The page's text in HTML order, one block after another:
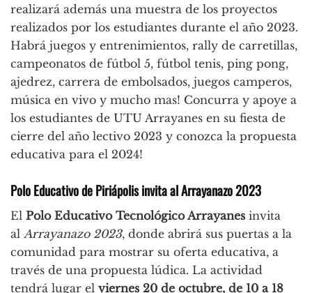
realizará además una muestra de los proyectos
realizados por los estudiantes durante el año 2023.
Habrá juegos y entrenimientos, rally de carretillas,
campeonatos de fútbol 5, fútbol tenis, ping pong,
ajedrez, carrera de embolsados, juegos camperos,
música en vivo y mucho mas! Concurra y apoye a
los estudiantes de UTU Arrayanes en su fiesta de
cierre del año lectivo 2023 y conozca la propuesta
educativa para el 2024!
Polo Educativo de Piriápolis invita al Arrayanazo 2023
El Polo Educativo Tecnológico Arrayanesinvita
al Arrayanazo 2023, donde abrirá sus puertas a la
comunidad para mostrar su oferta educativa, a
través de una propuesta lúdica. La actividad
tendrá lugar el viernes 20 de octubre, de 10 a 18